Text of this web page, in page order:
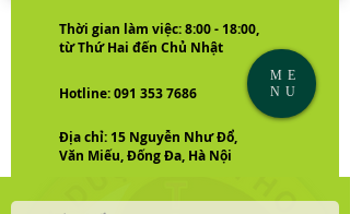
Thời gian làm việc: 8:00 - 18:00,
từ Thứ Hai đến Chủ Nhật
Hotline: 091 353 7686
Địa chỉ: 15 Nguyễn Như Đổ,
Văn Miếu, Đống Đa, Hà Nội
ME
NU